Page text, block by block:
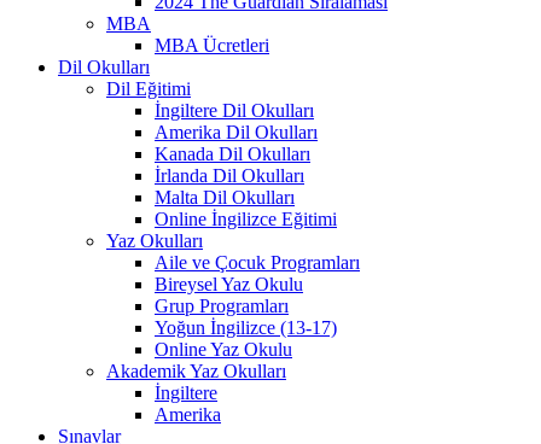
MBA
MBA Ücretleri
Dil Okulları
Dil Eğitimi
İngiltere Dil Okulları
Amerika Dil Okulları
Kanada Dil Okulları
İrlanda Dil Okulları
Malta Dil Okulları
Online İngilizce Eğitimi
Yaz Okulları
Aile ve Çocuk Programları
Bireysel Yaz Okulu
Grup Programları
Yoğun İngilizce (13-17)
Online Yaz Okulu
Akademik Yaz Okulları
İngiltere
Amerika
Sınavlar